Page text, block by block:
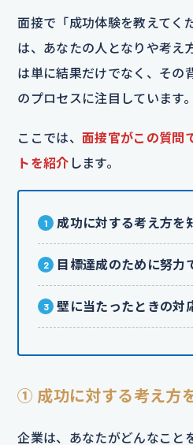
面接で「成功体験を教えてく
は、あなたの人となりや考え
は単に結果だけでなく、その
のプロセスに注目しています。
ここでは、 面接官がこの質問
トを紹介 します。
成功に対する考え方を
目標達成のために努力
壁に当たったときの対
① 成功に対する考え方
企業は、あなたがどんなこと